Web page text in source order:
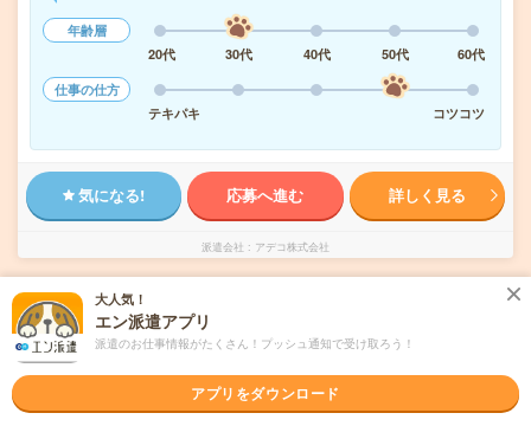
年齢層
20代
30代 40代 50代
60代
仕事の仕方
テキパキ
コツコツ
気になる! 応募へ進む 詳しく見る
派遣会社 アデコ株式会社
未読 掲載日 2026/08/09
《年齢不問！》配送サービス会社での伝票に
大人気！
エン派遣アプリ
派遣のお仕事情報がたくさん！プッシュ通知で受け取ろう！
アプリをダウンロード